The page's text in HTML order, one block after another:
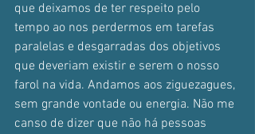
que deixamos de ter respeito pelo
tempo ao nos perdermos em tarefas
paralelas e desgarradas dos objetivos
que deveriam existir e serem o nosso
farol na vida. Andamos aos ziguezagues,
sem grande vontade ou energia. Não me
canso de dizer que não há pessoas